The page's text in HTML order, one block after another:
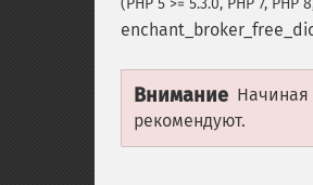
(PHP 5 >= 5.3.0, PHP 7, PHP
Внимание Начиная
рекомендуют.